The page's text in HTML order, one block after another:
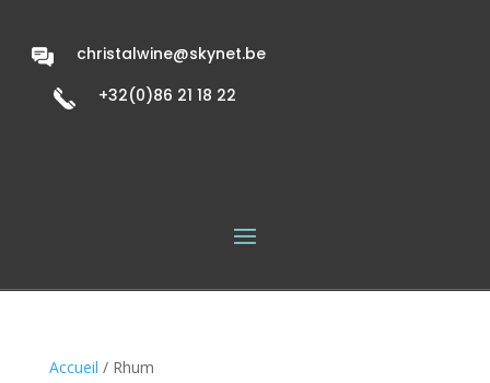
christalwine@skynet.be
+32(0)86 21 18 22
Accueil / Rhum